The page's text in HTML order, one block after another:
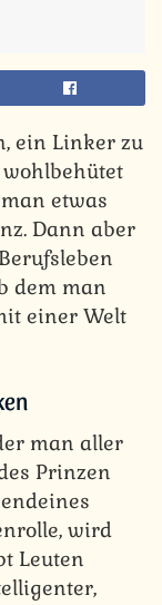
ein Linker zu
etwas
Dann aber
dem man
einer Welt
man aller
Prinzen
wird
Leuten